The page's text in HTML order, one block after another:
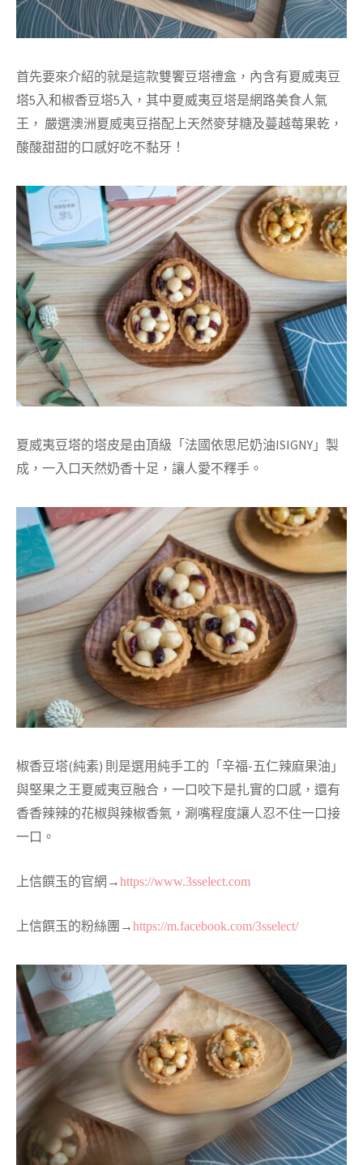
首先要來介紹的就是這款雙饗豆塔禮盒，內含有夏威夷豆
塔5入和椒香豆塔5入，其中夏威夷豆塔是網路美食人氣
王， 嚴選澳洲夏威夷豆搭配上天然麥芽糖及蔓越莓果乾，
酸酸甜甜的口感好吃不黏牙！
夏威夷豆塔的塔皮是由頂級「法國依思尼奶油ISIGNY」製
成，一入口天然奶香十足，讓人愛不釋手。
椒香豆塔(純素) 則是選用純手工的「辛福-五仁辣麻果油」
與堅果之王夏威夷豆融合，一口咬下是扎實的口感，還有
香香辣辣的花椒與辣椒香氣，涮嘴程度讓人忍不住一口接
一口。
上信饌玉的官網→https://www.3sselect.com
上信饌玉的粉絲團→https://m.facebook.com/3sselect/